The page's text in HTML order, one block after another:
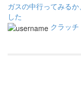
ガスの中行ってみる
した
クラッチ